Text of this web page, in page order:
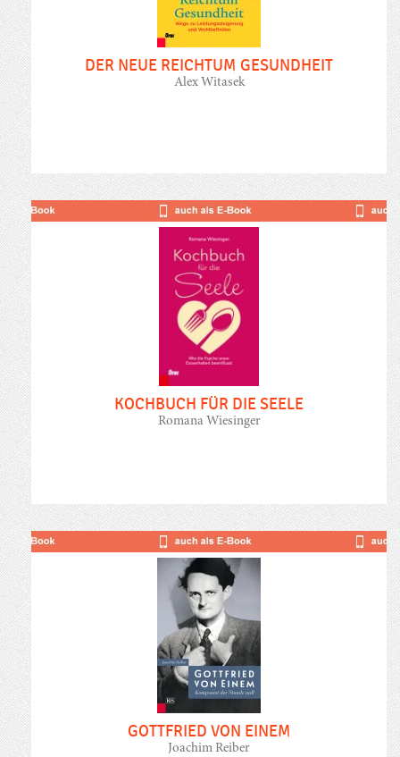
DER NEUE REICHTUM GESUNDHEIT
Alex Witasek
KOCHBUCH FÜR DIE SEELE
Romana Wiesinger
GOTTFRIED VON EINEM
Joachim Reiber